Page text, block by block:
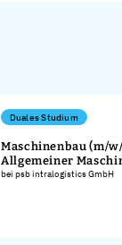
Duales Studium
Maschinenbau (m/
Allgemeiner
bei psb intralogistics GmbH